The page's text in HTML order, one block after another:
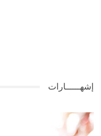
إشهــــــارات